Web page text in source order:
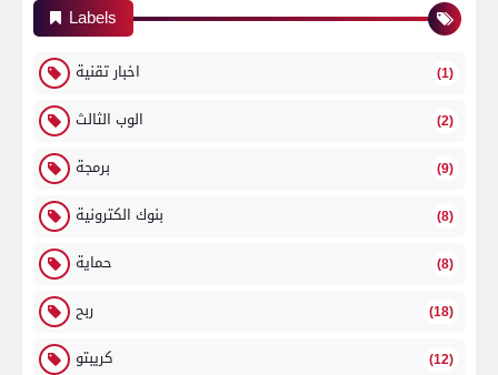
Labels
اخبار تقنية (1)
الوب الثالث (2)
برمجة (9)
بنوك الكترونية (8)
حماية (8)
ربح (18)
كريبتو (12)